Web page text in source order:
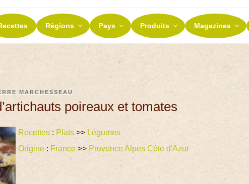
RECETTES ET TERROIRS
La richesse de nos terroirs
Régions Pays Produits Magazines
MARCHESSEAU
poireaux et tomates
Recettes : Plats >> Légumes
Origine : France >> Provence Alpes Côte d'Azur